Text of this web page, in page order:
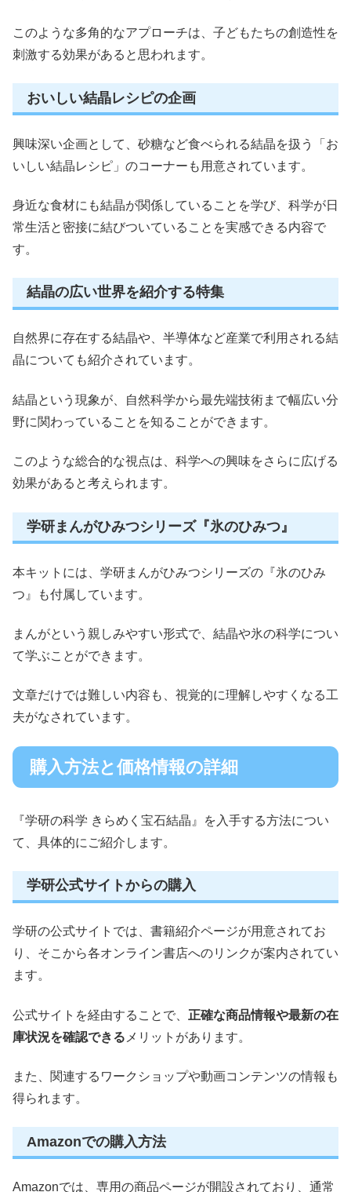
このような多角的なアプローチは、子どもたちの創造性を
刺激する効果があると思われます。
おいしい結晶レシピの企画
興味深い企画として、砂糖など食べられる結晶を扱う「お
いしい結晶レシピ」のコーナーも用意されています。
身近な食材にも結晶が関係していることを学び、科学が日
常生活と密接に結びついていることを実感できる内容で
す。
結晶の広い世界を紹介する特集
自然界に存在する結晶や、半導体など産業で利用される結
晶についても紹介されています。
結晶という現象が、自然科学から最先端技術まで幅広い分
野に関わっていることを知ることができます。
このような総合的な視点は、科学への興味をさらに広げる
効果があると考えられます。
学研まんがひみつシリーズ『氷のひみつ』
本キットには、学研まんがひみつシリーズの『氷のひみ
つ』も付属しています。
まんがという親しみやすい形式で、結晶や氷の科学につい
て学ぶことができます。
文章だけでは難しい内容も、視覚的に理解しやすくなる工
夫がなされています。
購入方法と価格情報の詳細
『学研の科学 きらめく宝石結晶』を入手する方法につい
て、具体的にご紹介します。
学研公式サイトからの購入
学研の公式サイトでは、書籍紹介ページが用意されてお
り、そこから各オンライン書店へのリンクが案内されてい
ます。
公式サイトを経由することで、 正確な商品情報や最新の在
庫状況を確認できる メリットがあります。
また、関連するワークショップや動画コンテンツの情報も
得られます。
Amazonでの購入方法
Amazonでは、専用の商品ページが開設されており、通常